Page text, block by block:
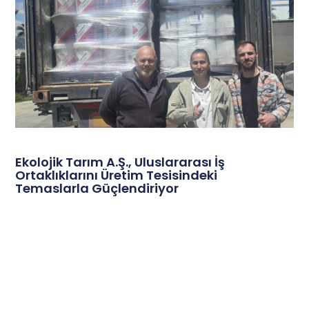
Ekolojik Tarım A.Ş., Uluslararası İş
Ortaklıklarını Üretim Tesisindeki
Temaslarla Güçlendiriyor